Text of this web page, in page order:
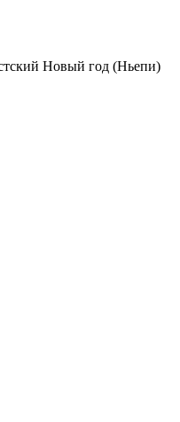
Новый год (Ньепи)